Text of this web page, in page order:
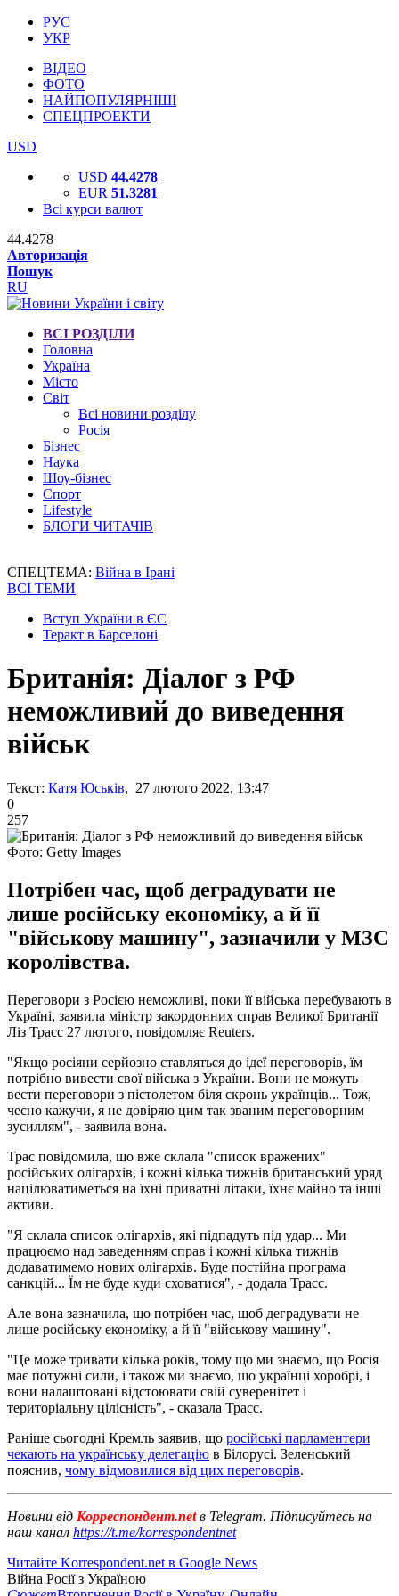
РУС
УКР
ВІДЕО
ФОТО
НАЙПОПУЛЯРНІШІ
СПЕЦПРОЕКТИ
USD
USD 44.4278
EUR 51.3281
Всі курси валют
44.4278
Авторизація
Пошук
RU
ВСІ РОЗДІЛИ
Головна
Україна
Місто
Світ
Всі новини розділу
Росія
Бізнес
Наука
Шоу-бізнес
Спорт
Lifestyle
БЛОГИ ЧИТАЧІВ
СПЕЦТЕМА: Війна в Ірані
ВСІ ТЕМИ
Вступ України в ЄС
Теракт в Барселоні
Британія: Діалог з РФ
неможливий до виведення
військ
Текст: Катя Юськів, 27 лютого 2022, 13:47
0
257
Фото: Getty Images
Потрібен час, щоб деградувати не
лише російську економіку, а й її
"військову машину", зазначили у МЗС
королівства.
Переговори з Росією неможливі, поки її війська перебувають в
Україні, заявила міністр закордонних справ Великої Британії
Ліз Трасс 27 лютого, повідомляє Reuters.
"Якщо росіяни серйозно ставляться до ідеї переговорів, їм
потрібно вивести свої війська з України. Вони не можуть
вести переговори з пістолетом біля скронь українців... Тож,
чесно кажучи, я не довіряю цим так званим переговорним
зусиллям", - заявила вона.
Трас повідомила, що вже склала "список вражених"
російських олігархів, і кожні кілька тижнів британський уряд
націлюватиметься на їхні приватні літаки, їхнє майно та інші
активи.
"Я склала список олігархів, які підпадуть під удар... Ми
працюємо над заведенням справ і кожні кілька тижнів
додаватимемо нових олігархів. Буде постійна програма
санкцій... Їм не буде куди сховатися", - додала Трасс.
Але вона зазначила, що потрібен час, щоб деградувати не
лише російську економіку, а й її "військову машину".
"Це може тривати кілька років, тому що ми знаємо, що Росія
має потужні сили, і також ми знаємо, що українці хоробрі, і
вони налаштовані відстоювати свій суверенітет і
територіальну цілісність", - сказала Трасс.
Раніше сьогодні Кремль заявив, що російські парламентери
чекають на українську делегацію в Білорусі. Зеленський
пояснив, чому відмовилися від цих переговорів.
Новини від Корреспондент.netв Telegram. Підписуйтесь на
наш канал https://t.me/korrespondentnet
Читайте Korrespondent.net в Google News
Війна Росії з Україною